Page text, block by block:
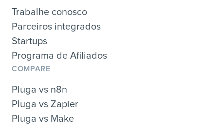
Trabalhe conosco
Parceiros integrados
Startups
Programa de Afiliados
COMPARE
Pluga vs n8n
Pluga vs Zapier
Pluga vs Make